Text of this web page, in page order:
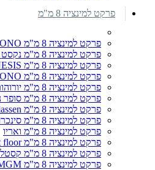
פרקט למינציה 8 מ"מ
פרקט למינציה 8 מ"מ SWISS KRONO
פרקט למינציה 8 מ"מ נקסט סטפ
פרקט למינציה 8 מ"מ GENESIS
פרקט למינציה 8 מ"מ SWISS KRONO רחב
פרקט למינציה 8 מ"מ יורוהום
פרקט למינציה 8 מ"מ סופר נטורל
פרקט למינציה 8 מ"מ Classen
פרקט למינציה 8 מ"מ סינכרום
פרקט למינציה 8 מ"מ ואריו
פרקט למינציה 8 מ"מ art floor
פרקט למינציה 8 מ"מ קסטלו
פרקט למינציה 8 מ"מ MGM